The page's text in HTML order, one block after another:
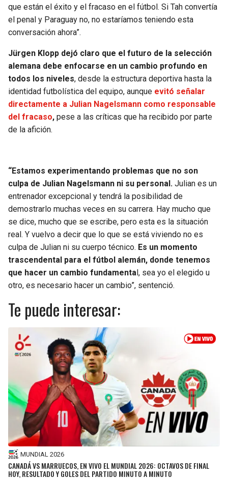
que están el éxito y el fracaso en el fútbol. Si Tah convertía
el penal y Paraguay no, no estaríamos teniendo esta
conversación ahora”.
Jürgen Klopp dejó claro que el futuro de la selección
alemana debe enfocarse en un cambio profundo en
todos los niveles, desde la estructura deportiva hasta la
identidad futbolística del equipo, aunque evitó señalar
directamente a Julian Nagelsmann como responsable
del fracaso, pese a las críticas que ha recibido por parte
de la afición.
“Estamos experimentando problemas que no son
culpa de Julian Nagelsmann ni su personal. Julian es un
entrenador excepcional y tendrá la posibilidad de
demostrarlo muchas veces en su carrera. Hay mucho que
se dice, mucho que se escribe, pero esta es la situación
real. Y vuelvo a decir que lo que se está viviendo no es
culpa de Julian ni su cuerpo técnico. Es un momento
trascendental para el fútbol alemán, donde tenemos
que hacer un cambio fundamenta l, sea yo el elegido u
otro, es necesario hacer un cambio”, sentenció.
Te puede interesar:
MUNDIAL 2026
CANADÁ VS MARRUECOS, EN VIVO EL MUNDIAL 2026: OCTAVOS DE FINAL
HOY, RESULTADO Y GOLES DEL PARTIDO MINUTO A MINUTO